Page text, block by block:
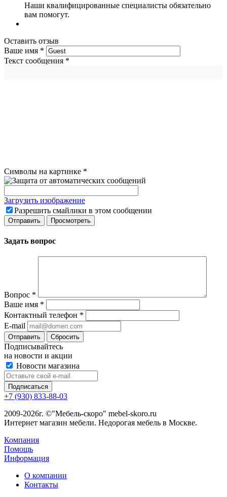
Наши квалифицированные специалисты обязательно
вам помогут.
Оставить отзыв
Ваше имя *
Текст сообщения *
Символы на картинке *
Загрузить изображение
Разрешить смайлики в этом сообщении
Задать вопрос
Вопрос *
Ваше имя *
Контактный телефон *
E-mail
Сбросить
Подписывайтесь
на новости и акции
Новости магазина
+7 (930) 833-88-03
2009-2026г. ©"Мебель-скоро" mebel-skoro.ru
Интернет магазин мебели. Недорогая мебель в Москве.
Компания
Помощь
Информация
О компании
Контакты